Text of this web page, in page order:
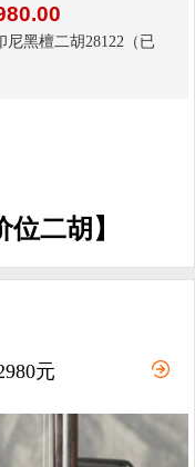
尼黑檀二胡28122（已
位二胡】
元